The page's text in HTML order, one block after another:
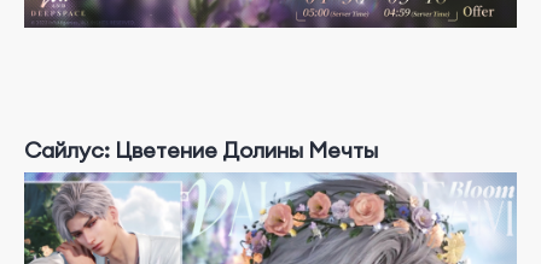
Сайлус: Цветение Долины Мечты